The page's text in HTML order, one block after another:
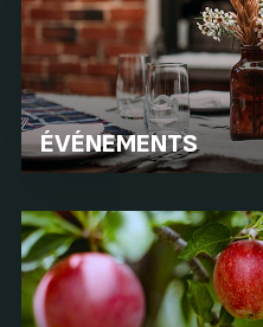
ÉVÉNEMENTS